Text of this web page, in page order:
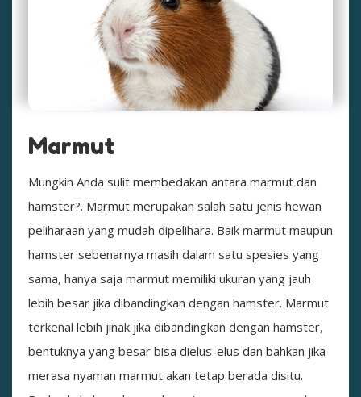
Marmut
Mungkin Anda sulit membedakan antara marmut dan
hamster?. Marmut merupakan salah satu jenis hewan
peliharaan yang mudah dipelihara. Baik marmut maupun
hamster sebenarnya masih dalam satu spesies yang
sama, hanya saja marmut memiliki ukuran yang jauh
lebih besar jika dibandingkan dengan hamster. Marmut
terkenal lebih jinak jika dibandingkan dengan hamster,
bentuknya yang besar bisa dielus-elus dan bahkan jika
merasa nyaman marmut akan tetap berada disitu.